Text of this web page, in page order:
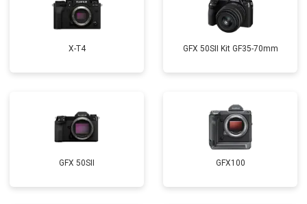
X-T4 GFX 50SII Kit GF35-70mm
GFX 50SII GFX100